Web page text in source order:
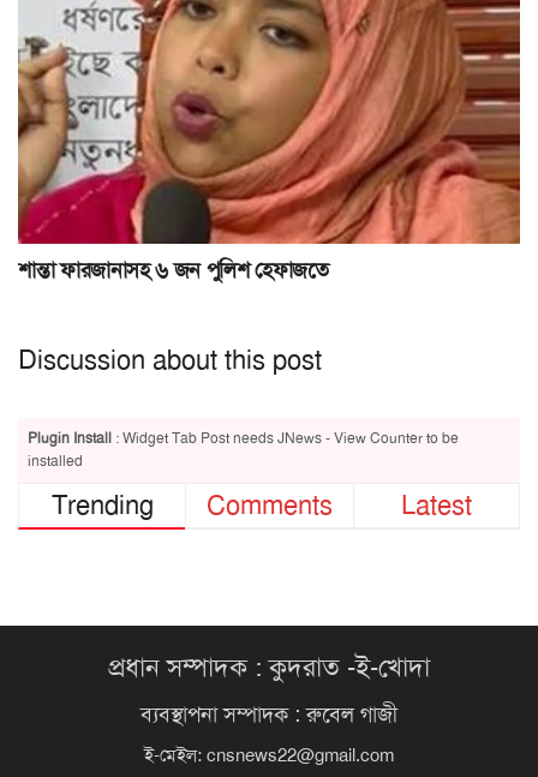
শান্তা ফারজানাসহ ৬ জন পুলিশ হেফাজতে
Discussion about this post
Plugin Install : Widget Tab Post needs JNews - View Counter to be
installed
Trending Comments Latest
প্রধান সম্পাদক : কুদরাত -ই-খোদা
ব্যবস্থাপনা সম্পাদক : রুবেল গাজী
ই-মেইল: cnsnews22@gmail.com